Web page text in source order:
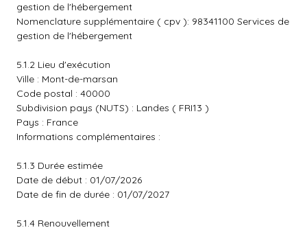
gestion de l'hébergement
Nomenclature supplémentaire ( cpv ): 98341100 Services de
gestion de l'hébergement
5.1.2 Lieu d'exécution
Ville : Mont-de-marsan
Code postal : 40000
Subdivision pays (NUTS) : Landes ( FRI13 )
Pays : France
Informations complémentaires :
5.1.3 Durée estimée
Date de début : 01/07/2026
Date de fin de durée : 01/07/2027
5.1.4 Renouvellement